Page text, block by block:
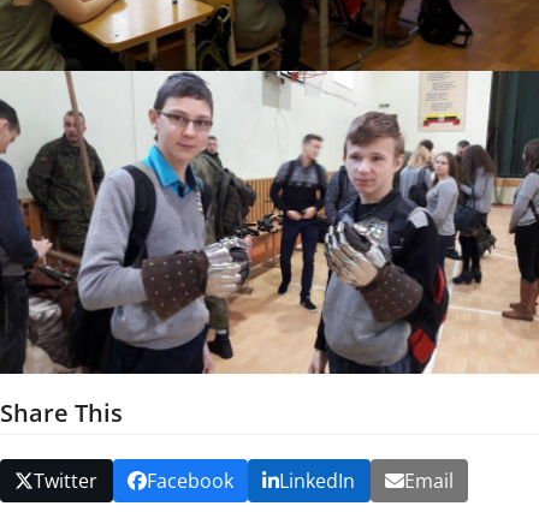
Share This
Twitter Facebook LinkedIn Email